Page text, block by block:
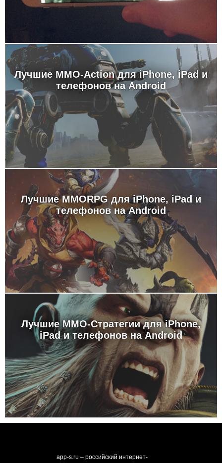
Лучшие MMO-Action для iPhone, iPad и
телефонов на Android
Лучшие MMORPG для iPhone, iPad и
телефонов на Android
Лучшие MMO-Стратегии для iPhone,
iPad и телефонов на Android
app-s.ru – российский интернет-